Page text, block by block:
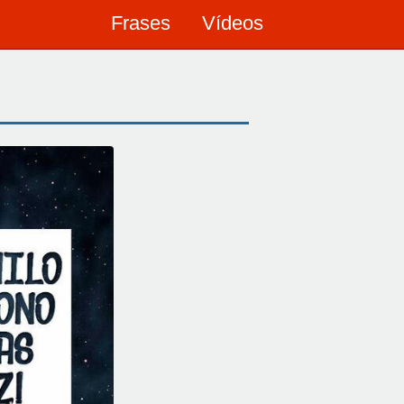
Frases Vídeos